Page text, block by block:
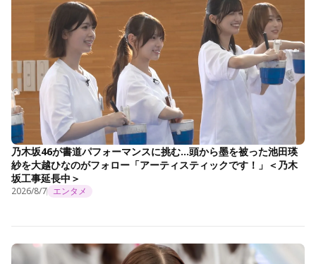
乃木坂46が書道パフォーマンスに挑む…頭から墨を被った池田瑛
紗を大越ひなのがフォロー「アーティスティックです！」＜乃木
坂工事延長中＞
2026/8/7 エンタメ